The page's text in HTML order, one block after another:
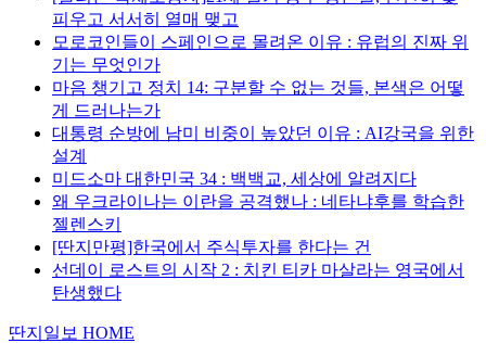
피우고 서서히 열매 맺고
모로코인들이 스페인으로 몰려온 이유 : 유럽의 진짜 위
기는 무엇인가
마음 챙기고 정치 14: 구분할 수 없는 것들, 본색은 어떻
게 드러나는가
대통령 순방에 남미 비중이 높았던 이유 : AI강국을 위한
설계
미드소마 대한민국 34 : 백백교, 세상에 알려지다
왜 우크라이나는 이란을 공격했나 : 네타냐후를 학습한
젤렌스키
[딴지만평]한국에서 주식투자를 한다는 건
선데이 로스트의 시작 2 : 치킨 티카 마살라는 영국에서
탄생했다
딴지일보 HOME